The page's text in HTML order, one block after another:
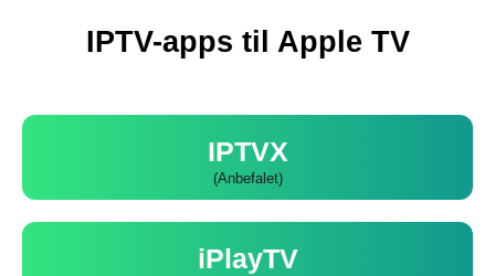
IPTV-apps til Apple TV
IPTVX
(Anbefalet)
iPlayTV